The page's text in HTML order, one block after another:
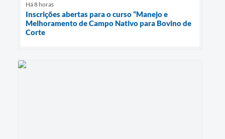
Há 8 horas
Inscrições abertas para o curso “Manejo e
Melhoramento de Campo Nativo para Bovino de
Corte